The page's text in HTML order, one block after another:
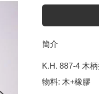
簡介
K.H. 887-4 木
物料: 木+橡膠